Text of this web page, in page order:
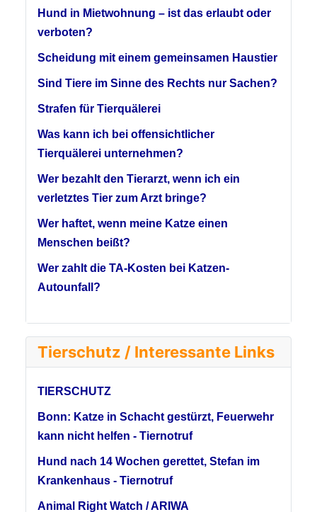
Hund in Mietwohnung – ist das erlaubt oder
verboten?
Scheidung mit einem gemeinsamen Haustier
Sind Tiere im Sinne des Rechts nur Sachen?
Strafen für Tierquälerei
Was kann ich bei offensichtlicher
Tierquälerei unternehmen?
Wer bezahlt den Tierarzt, wenn ich ein
verletztes Tier zum Arzt bringe?
Wer haftet, wenn meine Katze einen
Menschen beißt?
Wer zahlt die TA-Kosten bei Katzen-
Autounfall?
Tierschutz / Interessante Links
TIERSCHUTZ
Bonn: Katze in Schacht gestürzt, Feuerwehr
kann nicht helfen - Tiernotruf
Hund nach 14 Wochen gerettet, Stefan im
Krankenhaus - Tiernotruf
Animal Right Watch / ARIWA